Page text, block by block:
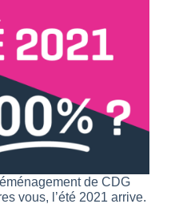
de CDG
vous, l’été 2021 arrive.